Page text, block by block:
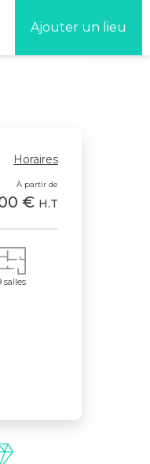
Ajouter un lieu
Horaires
À partir de
€ H.T
salles